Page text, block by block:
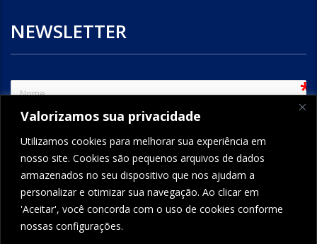
Valorizamos sua privacidade
Utilizamos cookies para melhorar sua experiência em
nosso site. Cookies são pequenos arquivos de dados
armazenados no seu dispositivo que nos ajudam a
personalizar e otimizar sua navegação. Ao clicar em
'Aceitar', você concorda com o uso de cookies conforme
nossas configurações.
NEWSLETTER
FORMCRAFT - WORDPRESS FORM BUILDER